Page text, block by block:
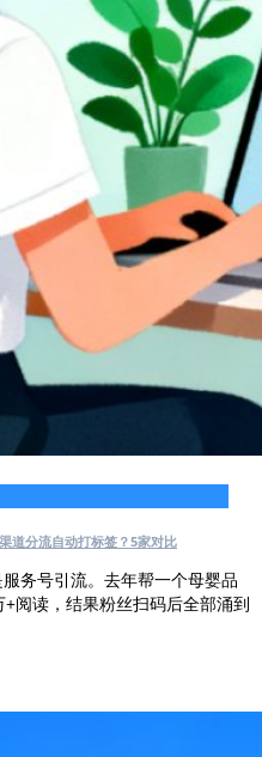
道分流自动打标签？5家对比
务号引流。去年帮一个母婴品
阅读，结果粉丝扫码后全部涌到